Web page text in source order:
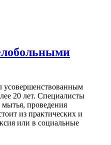
усовершенствованным
20 лет. Специалисты
проведения
из практических и
или в социальные